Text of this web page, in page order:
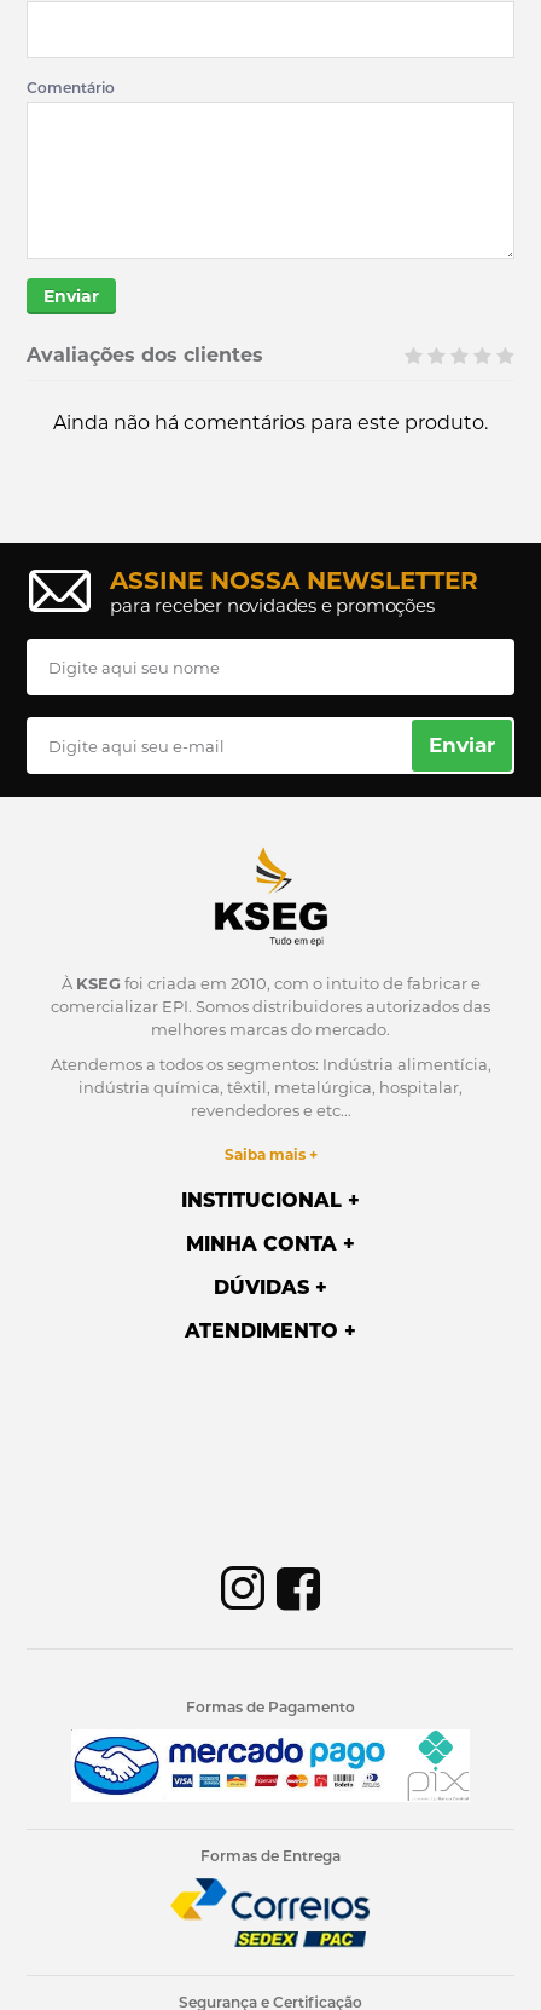
Comentário
Enviar
Avaliações dos clientes
Ainda não há comentários para este produto.
ASSINE NOSSA NEWSLETTER
para receber novidades e promoções
Enviar
À KSEG foi criada em 2010, com o intuito de fabricar e
comercializar EPI. Somos distribuidores autorizados das
melhores marcas do mercado.
Atendemos a todos os segmentos: Indústria alimentícia,
indústria química, têxtil, metalúrgica, hospitalar,
revendedores e etc...
Saiba mais +
INSTITUCIONAL
MINHA CONTA
DÚVIDAS
ATENDIMENTO
Formas de Pagamento
Formas de Entrega
Segurança e Certificação